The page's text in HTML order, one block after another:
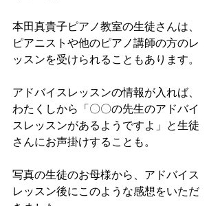
本田真貴子ピアノ教室の生徒さんは、
ピアニストや他のピアノ講師の方のレ
ッスンを受けられることもあります。
アドバイスレッスンの情報が入れば、
わたくしから「〇〇の先生のアドバイ
スレッスンがあるようですよ」と生徒
さんにお声掛けすることも。
写真の生徒のお母様から、アドバイス
レッスン後にこのような感想をいただ